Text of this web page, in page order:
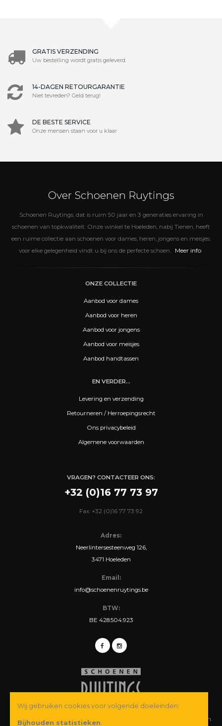
GRATIS VERZENDING
Uw bestelling wordt gratis geleverd.
14-DAGEN RETOURGARANTIE
Niet tevreden? Geld terug!
DE BESTE SERVICE
Onze mensen staan voor u klaar
Over Schoenen Ruytings
Schoenen Ruytings, dat is ruim 50 jaar en 3 generaties ervaring in
schoenen van topkwaliteit. Onze winkel te Hoeleden, nabij Tienen, heeft
een ruime collectie aan schoenen voor dames, heren, jongens en meisjes:
voor elke gelegenheid vindt u bij ons de perfecte schoen.
Meer info
ONZE COLLECTIE
Aanbod voor dames
Aanbod voor heren
Aanbod voor jongens
Aanbod voor meisjes
Aanbod handtassen
EN VERDER...
Levering en verzending
Retourneren / Herroepingsrecht
Ons privacybeleid
Algemene voorwaarden
VRAGEN? CONTACTEER ONS:
+32 (0)16 77 73 97
Fax: +32 (0)16 77 73 92
Adres:
Neerlintersesteenweg 126,
3471 Hoeleden
Email:
info@schoenenruytings.be
BTW:
BE 428.504.923
© Copyright 2026 Schoenen Ruytings BVBA. Alle rechten voorbehouden.
Wij gebruiken cookies voor volgende doeleinden:
Bijhouden statistieken